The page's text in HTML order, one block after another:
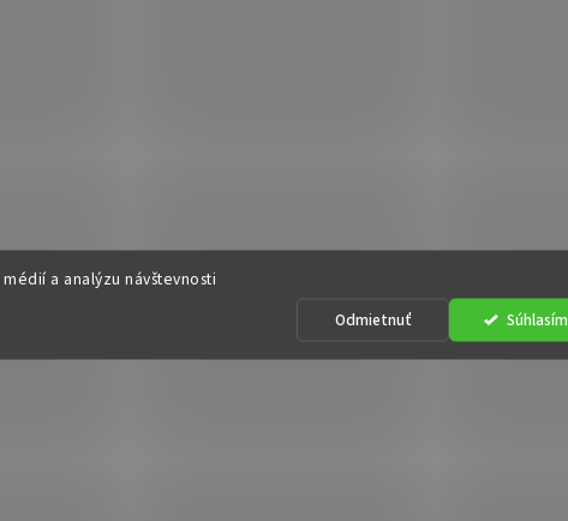
a analýzu návštevnosti
Odmietnuť Súhlasím